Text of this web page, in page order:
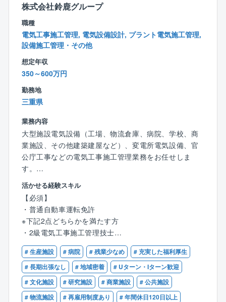
す。
■従来のピラミッド型の組織ではなく、組織の成長に合
わせて柔軟に対応出来るクラスター型の組織を採用
し、個人の働き方の価値観に合わせて仕事の裁量を与
え仕事を遂行していく『価値観型組織』と称していま
す。
■多様化した時代に応じて、個々が自分に合った働き方
で仕事ができる会社です。
《仕事で活躍したい人》《家庭を大事にしたい人》
《趣味を大切にしたい人》など、誰でも様々な価値観
があり、どこに重きを置くかによって、その人の幸せ
度数も変わると考えております。
■社是の一つに三方ヨシを掲げており、常に『従業員ヨ
シ！お客様ヨシ！取引先ヨシ！』の考えの下、社員ひ
とり一人の価値観を尊重し、同社に関わる全ての方の
幸せ度数の向上を目指しています。
株式会社鈴鹿グループ
職種
電気工事施工管理, 電気設備設計, プラント電気施工管理,
設備施工管理・その他
想定年収
350～600万円
勤務地
三重県
業務内容
大型施設電気設備（工場、物流倉庫、病院、学校、商
業施設、その他建築建屋など）、変電所電気設備、官
公庁工事などの電気工事施工管理業務をお任せしま
す。
【具体的には】
上記施設・設備に対して下記業務をお任せします。
・新築工事に対する電気設備工事施工管理
・既設電気建屋に対するメンテナンス工事
・省エネ対策工事施工管理業務
・工程管理、安全管理、品質管理、予算管理全般
・CADを使った図面作成（施工図など）
・職人、作業員の手配 など
※入社後は数ヶ月の研修があります。
活かせる経験スキル
【必須】
・普通自動車運転免許
※下記2点どちらかを満たす方
・2級電気工事施工管理技士
・電気設備工事の施工管理の経験
【歓迎】
・第一種電気工事士
・1級電気工事施工管理技士
# 生産施設 # 病院 # 残業少なめ
# 充実した福利厚生
# 長期出張なし
# 地域密着
# Uターン・Iターン歓迎
# 文化施設
# 研究施設 # 商業施設
# 公共施設
# 物流施設
# 再雇用制度あり
# 年間休日120日以上